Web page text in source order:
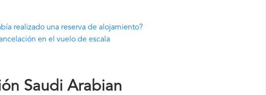
realizado una reserva de alojamiento?
en el vuelo de escala
Saudi Arabian